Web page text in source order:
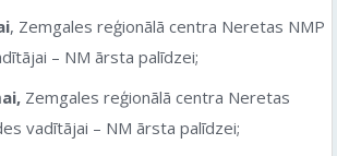
, Zemgales reģionālā centra Neretas NMP
– NM ārsta palīdzei;
Zemgales reģionālā centra Neretas
vadītājai – NM ārsta palīdzei;